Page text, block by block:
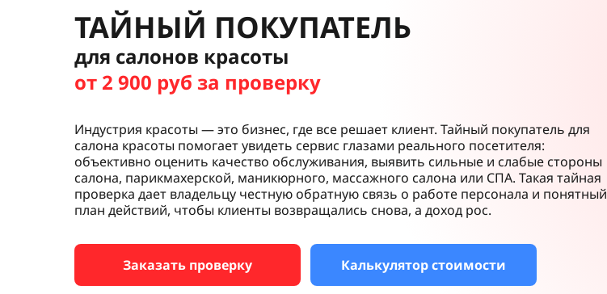
ТАЙНЫЙ ПОКУПАТЕЛЬ
для салонов красоты
от 2 900 руб за проверку
Индустрия красоты — это бизнес, где все решает клиент. Тайный покупатель для
салона красоты помогает увидеть сервис глазами реального посетителя:
объективно оценить качество обслуживания, выявить сильные и слабые стороны
салона, парикмахерской, маникюрного, массажного салона или СПА. Такая тайная
проверка дает владельцу честную обратную связь о работе персонала и понятный
план действий, чтобы клиенты возвращались снова, а доход рос.
Заказать проверку Калькулятор стоимости